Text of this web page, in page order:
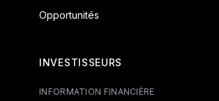
Opportunités
INVESTISSEURS
INFORMATION FINANCIÈRE